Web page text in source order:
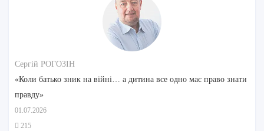
Сергій РОГОЗІН
«Коли батько зник на війні… а дитина все одно має право знати
правду»
01.07.2026
215